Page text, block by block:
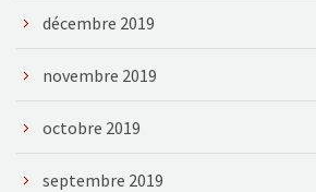
décembre 2019
novembre 2019
octobre 2019
septembre 2019